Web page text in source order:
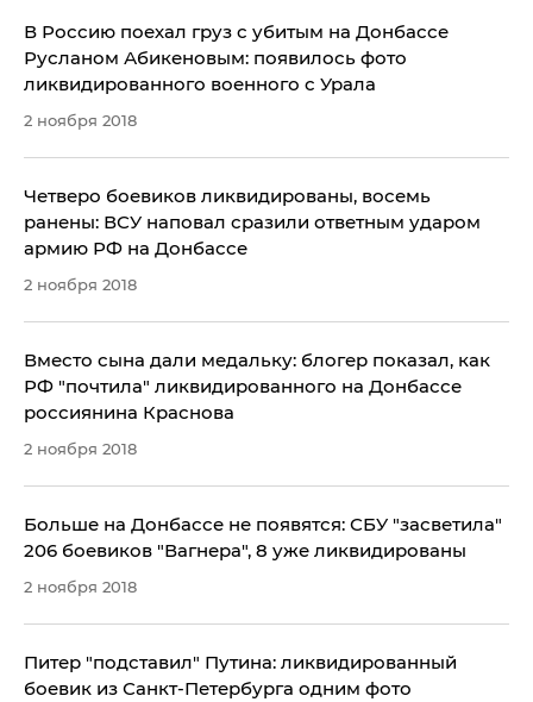
В Россию поехал груз с убитым на Донбассе
Русланом Абикеновым: появилось фото
ликвидированного военного с Урала
2 ноября 2018
Четверо боевиков ликвидированы, восемь
ранены: ВСУ наповал сразили ответным ударом
армию РФ на Донбассе
2 ноября 2018
Вместо сына дали медальку: блогер показал, как
РФ "почтила" ликвидированного на Донбассе
россиянина Краснова
2 ноября 2018
Больше на Донбассе не появятся: СБУ "засветила"
206 боевиков "Вагнера", 8 уже ликвидированы
2 ноября 2018
​Питер "подставил" Путина: ликвидированный
боевик из Санкт-Петербурга одним фото